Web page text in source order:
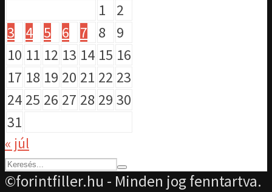
1
2
3
4 5 6 7 8
9
10 11 12 13 14 15 16
17 18 19 20 21 22 23
24 25 26 27 28 29 30
31
« júl
©forintfiller.hu - Minden jog fenntartva.